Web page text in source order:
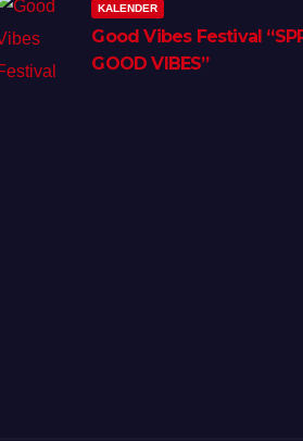
KALENDER
Good Vibes Festival
GOOD VIBES”